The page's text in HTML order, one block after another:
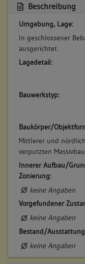
Beschreibung
Umgebung, Lage:
In geschlossener
ausgerichtet.
Lagedetail:
Bauwerkstyp:
Baukörper/
Mittlerer und
verputzten
Innerer Aufbau/
Zonierung:
keine Angaben
Vorgefundener
keine Angaben
Bestand/
keine Angaben